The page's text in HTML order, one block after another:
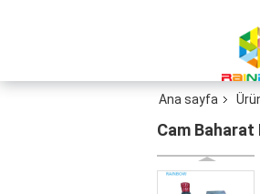
Ana sayfa
Cam Baharat